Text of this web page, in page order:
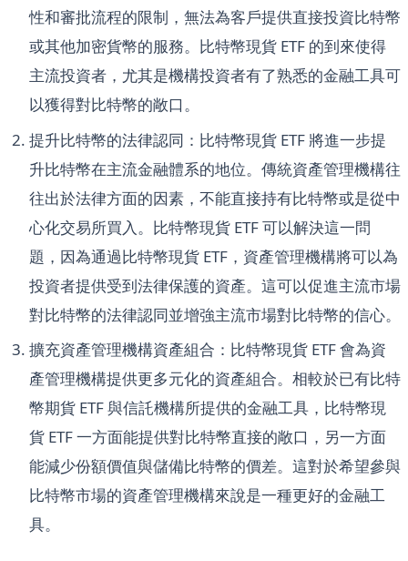
性和審批流程的限制，無法為客戶提供直接投資比特幣
或其他加密貨幣的服務。比特幣現貨 ETF 的到來使得
主流投資者，尤其是機構投資者有了熟悉的金融工具可
以獲得對比特幣的敞口。
提升比特幣的法律認同：比特幣現貨 ETF 將進一步提
升比特幣在主流金融體系的地位。傳統資產管理機構往
往出於法律方面的因素，不能直接持有比特幣或是從中
心化交易所買入。比特幣現貨 ETF 可以解決這一問
題，因為通過比特幣現貨 ETF，資產管理機構將可以為
投資者提供受到法律保護的資產。這可以促進主流市場
對比特幣的法律認同並增強主流市場對比特幣的信心。
擴充資產管理機構資產組合：比特幣現貨 ETF 會為資
產管理機構提供更多元化的資產組合。相較於已有比特
幣期貨 ETF 與信託機構所提供的金融工具，比特幣現
貨 ETF 一方面能提供對比特幣直接的敞口，另一方面
能減少份額價值與儲備比特幣的價差。這對於希望參與
比特幣市場的資產管理機構來說是一種更好的金融工
具。